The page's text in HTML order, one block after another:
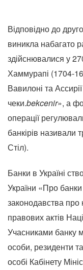
Відповідно до
виникла набагато
здійснювалися у
Хаммурапі (1704-
Вавилоні та
чеки.bekcenir», а
операції
банкірів називали
Стіл).
Банки в Україні
України «Про банки
законодавства
правових актів
Учасниками банку
особи, резиденти
особі Кабінету